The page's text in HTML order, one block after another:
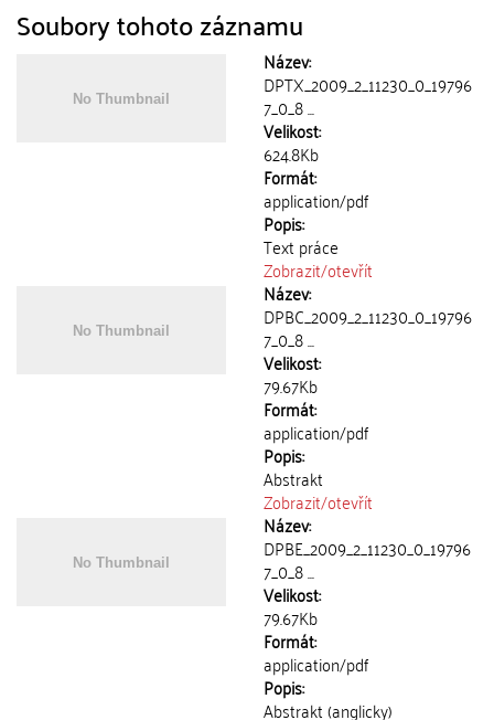
Soubory tohoto záznamu
Název:
DPTX_2009_2_11230_0_19796
7_0_8 ...
Velikost:
624.8Kb
Formát:
application/pdf
Popis:
Text práce
Zobrazit/otevřít
Název:
DPBC_2009_2_11230_0_19796
7_0_8 ...
Velikost:
79.67Kb
Formát:
application/pdf
Popis:
Abstrakt
Zobrazit/otevřít
Název:
DPBE_2009_2_11230_0_19796
7_0_8 ...
Velikost:
79.67Kb
Formát:
application/pdf
Popis:
Abstrakt (anglicky)